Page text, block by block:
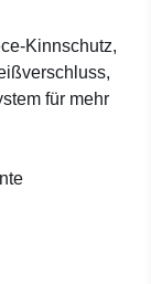
Kinnschutz,
für mehr